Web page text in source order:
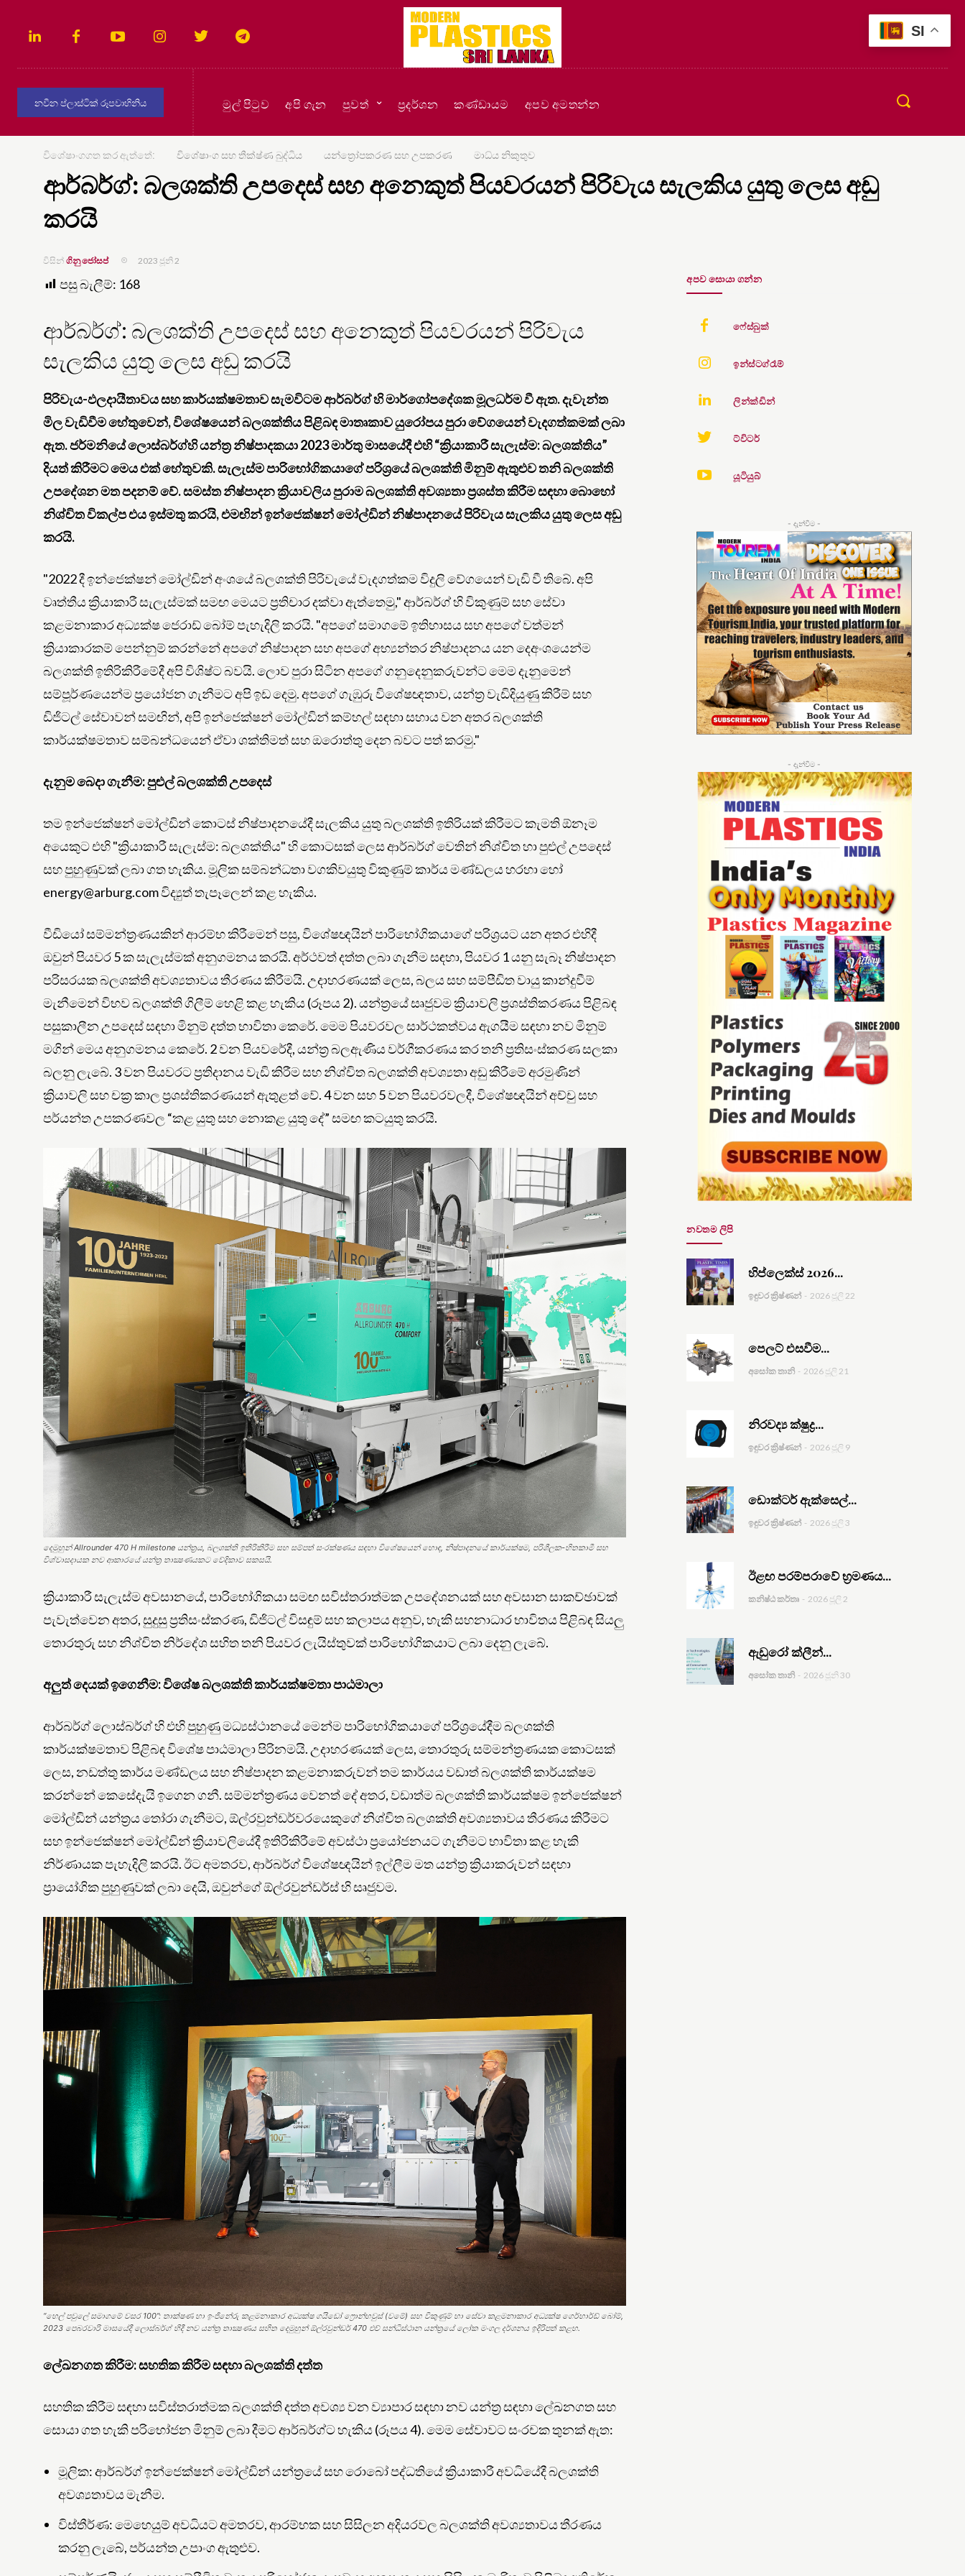
නවීන ප්ලාස්ටික් රූපවාහිනිය මුල් පිටුව අපි ගැන පුවත් ප්‍රදර්ශන කණ්ඩායම අපව අමතන්න
විශේෂාංගගත කර ඇත්තේ: විශේෂාංග සහ තීක්ෂ්ණ බුද්ධිය යන්ත්‍රෝපකරණ සහ උපකරණ මාධ්ය නිකුතුව
ආර්බර්ග්: බලශක්ති උපදෙස් සහ අනෙකුත් පියවරයන් පිරිවැය සැලකිය යුතු ලෙස අඩු
කරයි
විසින් ගිනු ජෝසප් 2023 ජූනි 2
පසු බැලීම්: 168
ආර්බර්ග්: බලශක්ති උපදෙස් සහ අනෙකුත් පියවරයන් පිරිවැය
සැලකිය යුතු ලෙස අඩු කරයි
පිරිවැය-ඵලදායීතාවය සහ කාර්යක්ෂමතාව සැමවිටම ආර්බර්ග් හි මාර්ගෝපදේශක මූලධර්ම වී ඇත. දැවැන්ත
මිල වැඩිවීම හේතුවෙන්, විශේෂයෙන් බලශක්තිය පිළිබඳ මාතෘකාව යුරෝපය පුරා වේගයෙන් වැදගත්කමක් ලබා
ඇත. ජර්මනියේ ලොස්බර්ග්හි යන්ත්‍ර නිෂ්පාදකයා 2023 මාර්තු මාසයේදී එහි “ක්‍රියාකාරී සැලැස්ම: බලශක්තිය”
දියත් කිරීමට මෙය එක් හේතුවකි. සැලැස්ම පාරිභෝගිකයාගේ පරිශ්‍රයේ බලශක්ති මිනුම් ඇතුළුව තනි බලශක්ති
උපදේශන මත පදනම් වේ. සමස්ත නිෂ්පාදන ක්‍රියාවලිය පුරාම බලශක්ති අවශ්‍යතා ප්‍රශස්ත කිරීම සඳහා බොහෝ
නිශ්චිත විකල්ප එය ඉස්මතු කරයි, එමඟින් ඉන්ජෙක්ෂන් මෝල්ඩින් නිෂ්පාදනයේ පිරිවැය සැලකිය යුතු ලෙස අඩු
කරයි.
"2022 දී ඉන්ජෙක්ෂන් මෝල්ඩින් අංශයේ බලශක්ති පිරිවැයේ වැදගත්කම විදුලි වේගයෙන් වැඩි වී තිබේ. අපි
වෘත්තීය ක්‍රියාකාරී සැලැස්මක් සමඟ මෙයට ප්‍රතිචාර දක්වා ඇත්තෙමු," ආර්බර්ග් හි විකුණුම් සහ සේවා
කළමනාකාර අධ්‍යක්ෂ ජෙරාඩ් බෝම් පැහැදිලි කරයි. "අපගේ සමාගමේ ඉතිහාසය සහ අපගේ වත්මන්
ක්‍රියාකාරකම් පෙන්නුම් කරන්නේ අපගේ නිෂ්පාදන සහ අපගේ අභ්‍යන්තර නිෂ්පාදනය යන දෙඅංශයෙන්ම
බලශක්ති ඉතිරිකිරීමේදී අපි විශිෂ්ට බවයි. ලොව පුරා සිටින අපගේ ගනුදෙනුකරුවන්ට මෙම දැනුමෙන්
සම්පූර්ණයෙන්ම ප්‍රයෝජන ගැනීමට අපි ඉඩ දෙමු. අපගේ ගැඹුරු විශේෂඥතාව, යන්ත්‍ර වැඩිදියුණු කිරීම් සහ
ඩිජිටල් සේවාවන් සමඟින්, අපි ඉන්ජෙක්ෂන් මෝල්ඩින් කම්හල් සඳහා සහාය වන අතර බලශක්ති
කාර්යක්ෂමතාව සම්බන්ධයෙන් ඒවා ශක්තිමත් සහ ඔරොත්තු දෙන බවට පත් කරමු."
දැනුම බෙදා ගැනීම: පුළුල් බලශක්ති උපදෙස්
තම ඉන්ජෙක්ෂන් මෝල්ඩින් කොටස් නිෂ්පාදනයේදී සැලකිය යුතු බලශක්ති ඉතිරියක් කිරීමට කැමති ඕනෑම
අයෙකුට එහි "ක්‍රියාකාරී සැලැස්ම: බලශක්තිය" හි කොටසක් ලෙස ආර්බර්ග් වෙතින් නිශ්චිත හා පුළුල් උපදෙස්
සහ පුහුණුවක් ලබා ගත හැකිය. මූලික සම්බන්ධතා වගකිවයුතු විකුණුම් කාර්ය මණ්ඩලය හරහා හෝ
energy@arburg.com විද්‍යුත් තැපෑලෙන් කළ හැකිය.
වීඩියෝ සම්මන්ත්‍රණයකින් ආරම්භ කිරීමෙන් පසු, විශේෂඥයින් පාරිභෝගිකයාගේ පරිශ්‍රයට යන අතර එහිදී
ඔවුන් පියවර 5 ක සැලැස්මක් අනුගමනය කරයි. අර්ථවත් දත්ත ලබා ගැනීම සඳහා, පියවර 1 යනු සැබෑ නිෂ්පාදන
පරිසරයක බලශක්ති අවශ්‍යතාවය තීරණය කිරීමයි. උදාහරණයක් ලෙස, බලය සහ සම්පීඩිත වායු කාන්දුවීම්
මැනීමෙන් විභව බලශක්ති ගිලීම් හෙළි කළ හැකිය (රූපය 2). යන්ත්‍රයේ සෘජුවම ක්‍රියාවලි ප්‍රශස්තිකරණය පිළිබඳ
පසුකාලීන උපදෙස් සඳහා මිනුම් දත්ත භාවිතා කෙරේ. මෙම පියවරවල සාර්ථකත්වය ඇගයීම සඳහා නව මිනුම්
මගින් මෙය අනුගමනය කෙරේ. 2 වන පියවරේදී, යන්ත්‍ර බලඇණිය වර්ගීකරණය කර තනි ප්‍රතිසංස්කරණ සලකා
බලනු ලැබේ. 3 වන පියවරට ප්‍රතිදානය වැඩි කිරීම සහ නිශ්චිත බලශක්ති අවශ්‍යතා අඩු කිරීමේ අරමුණින්
ක්‍රියාවලි සහ චක්‍ර කාල ප්‍රශස්තිකරණයන් ඇතුළත් වේ. 4 වන සහ 5 වන පියවරවලදී, විශේෂඥයින් අච්චු සහ
පර්යන්ත උපකරණවල “කළ යුතු සහ නොකළ යුතු දේ” සමඟ කටයුතු කරයි.
දෙමුහුන් Allrounder 470 H milestone යන්ත්‍රය, බලශක්ති ඉතිරිකිරීම සහ සම්පත් සංරක්ෂණය සඳහා විශේෂයෙන් හොඳ, නිෂ්පාදනයේ කාර්යක්ෂම, පරිශීලක-හිතකාමී සහ
විශ්වාසදායක නව ආකාරයේ යන්ත්‍ර තාක්‍ෂණයකට වේදිකාව සකසයි.
ක්‍රියාකාරී සැලැස්ම අවසානයේ, පාරිභෝගිකයා සමඟ සවිස්තරාත්මක උපදේශනයක් සහ අවසාන සාකච්ඡාවක්
පැවැත්වෙන අතර, සුදුසු ප්‍රතිසංස්කරණ, ඩිජිටල් විසඳුම් සහ කලාපය අනුව, හැකි සහනාධාර භාවිතය පිළිබඳ සියලු
තොරතුරු සහ නිශ්චිත නිර්දේශ සහිත තනි පියවර ලැයිස්තුවක් පාරිභෝගිකයාට ලබා දෙනු ලැබේ.
අලුත් දෙයක් ඉගෙනීම: විශේෂ බලශක්ති කාර්යක්ෂමතා පාඨමාලා
ආර්බර්ග් ලොස්බර්ග් හි එහි පුහුණු මධ්‍යස්ථානයේ මෙන්ම පාරිභෝගිකයාගේ පරිශ්‍රයේදීම බලශක්ති
කාර්යක්ෂමතාව පිළිබඳ විශේෂ පාඨමාලා පිරිනමයි. උදාහරණයක් ලෙස, තොරතුරු සම්මන්ත්‍රණයක කොටසක්
ලෙස, නඩත්තු කාර්ය මණ්ඩලය සහ නිෂ්පාදන කළමනාකරුවන් තම කාර්යය වඩාත් බලශක්ති කාර්යක්ෂම
කරන්නේ කෙසේදැයි ඉගෙන ගනී. සම්මන්ත්‍රණය වෙනත් දේ අතර, වඩාත්ම බලශක්ති කාර්යක්ෂම ඉන්ජෙක්ෂන්
මෝල්ඩින් යන්ත්‍රය තෝරා ගැනීමට, ඕල්රවුන්ඩර්වරයෙකුගේ නිශ්චිත බලශක්ති අවශ්‍යතාවය තීරණය කිරීමට
සහ ඉන්ජෙක්ෂන් මෝල්ඩින් ක්‍රියාවලියේදී ඉතිරිකිරීමේ අවස්ථා ප්‍රයෝජනයට ගැනීමට භාවිතා කළ හැකි
නිර්ණායක පැහැදිලි කරයි. ඊට අමතරව, ආර්බර්ග් විශේෂඥයින් ඉල්ලීම මත යන්ත්‍ර ක්‍රියාකරුවන් සඳහා
ප්‍රායෝගික පුහුණුවක් ලබා දෙයි, ඔවුන්ගේ ඕල්රවුන්ඩර්ස් හි සෘජුවම.
“හෙල් පවුලේ සමාගමේ වසර 100”: තාක්ෂණ හා ඉංජිනේරු කළමනාකාර අධ්‍යක්ෂ ගයිඩෝ ෆ්‍රොන්හවුස් (වමේ) සහ විකුණුම් හා සේවා කළමනාකාර අධ්‍යක්ෂ ගෙර්හාර්ඩ් බෝම්,
2023 පෙබරවාරි මාසයේදී ලොස්බර්ග් හිදී නව යන්ත්‍ර තාක්‍ෂණය සහිත දෙමුහුන් ඕල්රවුන්ඩර් 470 එච් සන්ධිස්ථාන යන්ත්‍රයේ ලෝක මංගල දර්ශනය ඉදිරිපත් කළහ.
ලේඛනගත කිරීම: සහතික කිරීම සඳහා බලශක්ති දත්ත
සහතික කිරීම සඳහා සවිස්තරාත්මක බලශක්ති දත්ත අවශ්‍ය වන ව්‍යාපාර සඳහා නව යන්ත්‍ර සඳහා ලේඛනගත සහ
සොයා ගත හැකි පරිභෝජන මිනුම් ලබා දීමට ආර්බර්ග්ට හැකිය (රූපය 4). මෙම සේවාවට සංරචක තුනක් ඇත:
මූලික: ආර්බර්ග් ඉන්ජෙක්ෂන් මෝල්ඩින් යන්ත්‍රයේ සහ රොබෝ පද්ධතියේ ක්‍රියාකාරී අවධියේදී බලශක්ති
අවශ්‍යතාවය මැනීම.
විස්තීර්ණ: මෙහෙයුම් අවධියට අමතරව, ආරම්භක සහ සිසිලන අදියරවල බලශක්ති අවශ්‍යතාවය තීරණය
කරනු ලැබේ, පර්යන්ත උපාංග ඇතුළුව.
අපව සොයා ගන්න
ෆේස්බුක්
ඉන්ස්ටග්රෑම්
ලින්ක්ඩින්
ට්විටර්
යූටියුබ්
- දැන්වීම -
- දැන්වීම -
නවතම ලිපි
හිප්ලෙක්ස් 2026...
ඉඳුවර ක්‍රිෂ්ණන් - 2026 ජූලි 22
පෙලට් එසවීම...
අසෝක තානි - 2026 ජූලි 21
නිරවද්‍ය ක්ෂුද්‍ර...
ඉඳුවර ක්‍රිෂ්ණන් - 2026 ජූලි 9
ඩොක්ටර් ඇක්සෙල්...
ඉඳුවර ක්‍රිෂ්ණන් - 2026 ජූලි 3
ඊළඟ පරම්පරාවේ භ්‍රමණය...
කනිෂ්ඨ කර්තෘ - 2026 ජූලි 2
ඇඩුරෝ ක්ලීන්...
අසෝක තානි - 2026 ජූනි 30
SI